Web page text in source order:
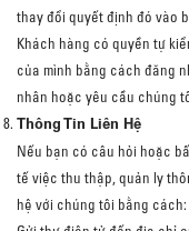
thay đổi quyết định đó vào
Khách hàng có quyền tự
của mình bằng cách đăng
nhân hoặc yêu cầu chúng
Thông Tin Liên Hệ
Nếu bạn có câu hỏi hoặc
tế việc thu thập, quản ly
hệ với chúng tôi bằng cách: